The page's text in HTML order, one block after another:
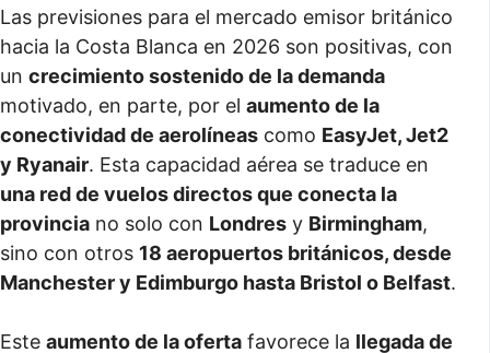
Las previsiones para el mercado emisor británico
hacia la Costa Blanca en 2026 son positivas, con
un crecimiento sostenido de la demanda
motivado, en parte, por el aumento de la
conectividad de aerolíneas como EasyJet, Jet2
y Ryanair. Esta capacidad aérea se traduce en
una red de vuelos directos que conecta la
provincia no solo con Londres y Birmingham,
sino con otros 18 aeropuertos británicos, desde
Manchester y Edimburgo hasta Bristol o Belfast.
Este aumento de la oferta favorece la llegada de